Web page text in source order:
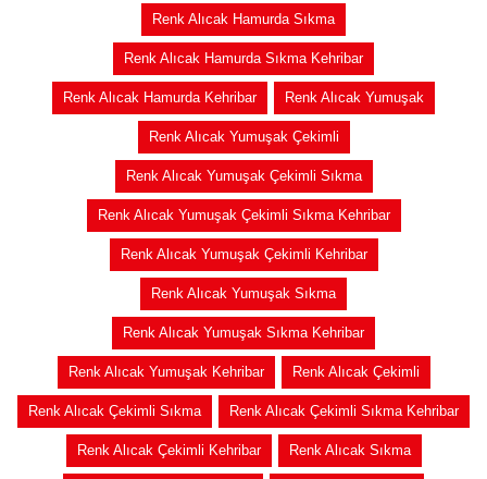
Renk Alıcak Hamurda Sıkma
Renk Alıcak Hamurda Sıkma Kehribar
Renk Alıcak Hamurda Kehribar Renk Alıcak Yumuşak
Renk Alıcak Yumuşak Çekimli
Renk Alıcak Yumuşak Çekimli Sıkma
Renk Alıcak Yumuşak Çekimli Sıkma Kehribar
Renk Alıcak Yumuşak Çekimli Kehribar
Renk Alıcak Yumuşak Sıkma
Renk Alıcak Yumuşak Sıkma Kehribar
Renk Alıcak Yumuşak Kehribar Renk Alıcak Çekimli
Renk Alıcak Çekimli Sıkma Renk Alıcak Çekimli Sıkma Kehribar
Renk Alıcak Çekimli Kehribar Renk Alıcak Sıkma